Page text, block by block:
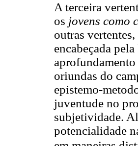
A terceira
os jovens como
outras
encabeçada
oriundas do
epistemo-
juventude no
subjetividade.
potencialidade